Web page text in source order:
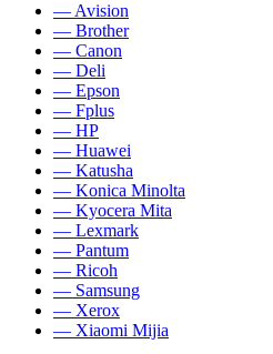
— Avision
— Brother
— Canon
— Deli
— Epson
— Fplus
— HP
— Huawei
— Katusha
— Konica Minolta
— Kyocera Mita
— Lexmark
— Pantum
— Ricoh
— Samsung
— Xerox
— Xiaomi Mijia